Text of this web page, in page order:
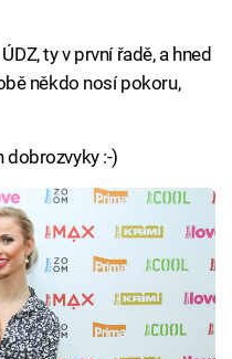
ty v první řadě, a hned
někdo nosí pokoru,
:-)